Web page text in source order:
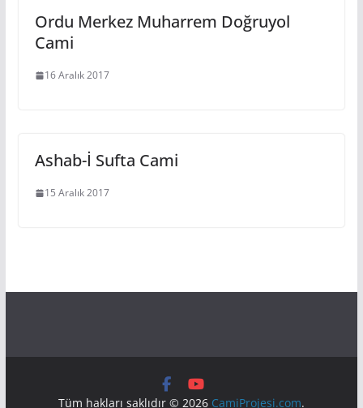
Ordu Merkez Muharrem Doğruyol
Cami
16 Aralık 2017
Ashab-İ Sufta Cami
15 Aralık 2017
Tüm hakları saklıdır © 2026 CamiProjesi.com.